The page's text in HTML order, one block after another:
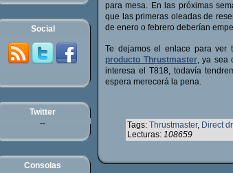
para mesa. En las próximas
que las primeras oleadas de
de enero o febrero deberían
Te dejamos el enlace para ver
producto Thrustmaster, ya sea
interesa el T818, todavía
espera merecerá la pena.
Tags: Thrustmaster, Direct
Lecturas: 108659
Social
Twitter
--
Consolas